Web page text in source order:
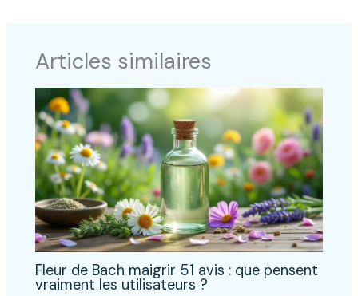
Articles similaires
Fleur de Bach maigrir 51 avis : que pensent
vraiment les utilisateurs ?